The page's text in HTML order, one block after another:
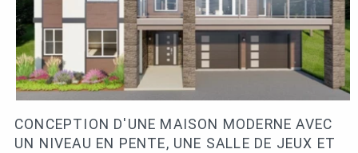
CONCEPTION D'UNE MAISON MODERNE AVEC
UN NIVEAU EN PENTE, UNE SALLE DE JEUX ET